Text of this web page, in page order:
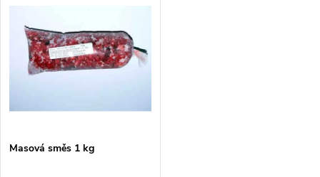
ů
Masová směs 1 kg